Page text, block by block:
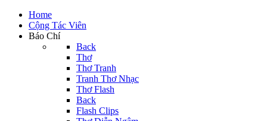
Home
Cộng Tác Viên
Báo Chí
Back
Thơ
Thơ Tranh
Tranh Thơ Nhạc
Thơ Flash
Back
Flash Clips